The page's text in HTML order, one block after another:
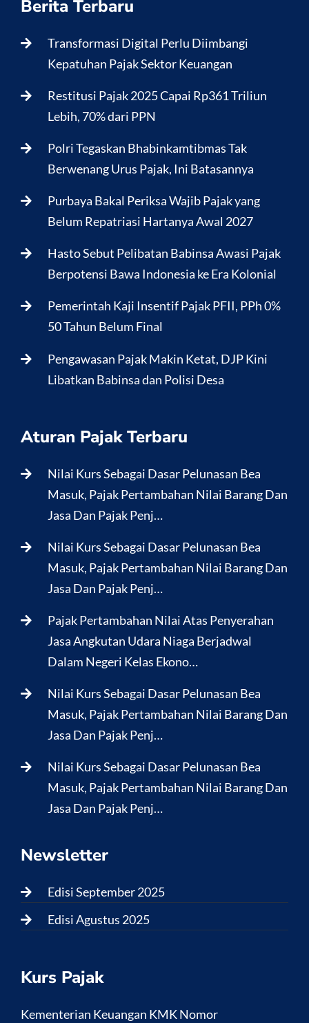
Berita Terbaru
Transformasi Digital Perlu Diimbangi
Kepatuhan Pajak Sektor Keuangan
Restitusi Pajak 2025 Capai Rp361 Triliun
Lebih, 70% dari PPN
Polri Tegaskan Bhabinkamtibmas Tak
Berwenang Urus Pajak, Ini Batasannya
Purbaya Bakal Periksa Wajib Pajak yang
Belum Repatriasi Hartanya Awal 2027
Hasto Sebut Pelibatan Babinsa Awasi Pajak
Berpotensi Bawa Indonesia ke Era Kolonial
Pemerintah Kaji Insentif Pajak PFII, PPh 0%
50 Tahun Belum Final
Pengawasan Pajak Makin Ketat, DJP Kini
Libatkan Babinsa dan Polisi Desa
Aturan Pajak Terbaru
Nilai Kurs Sebagai Dasar Pelunasan Bea
Masuk, Pajak Pertambahan Nilai Barang Dan
Jasa Dan Pajak Penj…
Nilai Kurs Sebagai Dasar Pelunasan Bea
Masuk, Pajak Pertambahan Nilai Barang Dan
Jasa Dan Pajak Penj…
Pajak Pertambahan Nilai Atas Penyerahan
Jasa Angkutan Udara Niaga Berjadwal
Dalam Negeri Kelas Ekono…
Nilai Kurs Sebagai Dasar Pelunasan Bea
Masuk, Pajak Pertambahan Nilai Barang Dan
Jasa Dan Pajak Penj…
Nilai Kurs Sebagai Dasar Pelunasan Bea
Masuk, Pajak Pertambahan Nilai Barang Dan
Jasa Dan Pajak Penj…
Newsletter
Edisi September 2025
Edisi Agustus 2025
Kurs Pajak
Kementerian Keuangan KMK Nomor